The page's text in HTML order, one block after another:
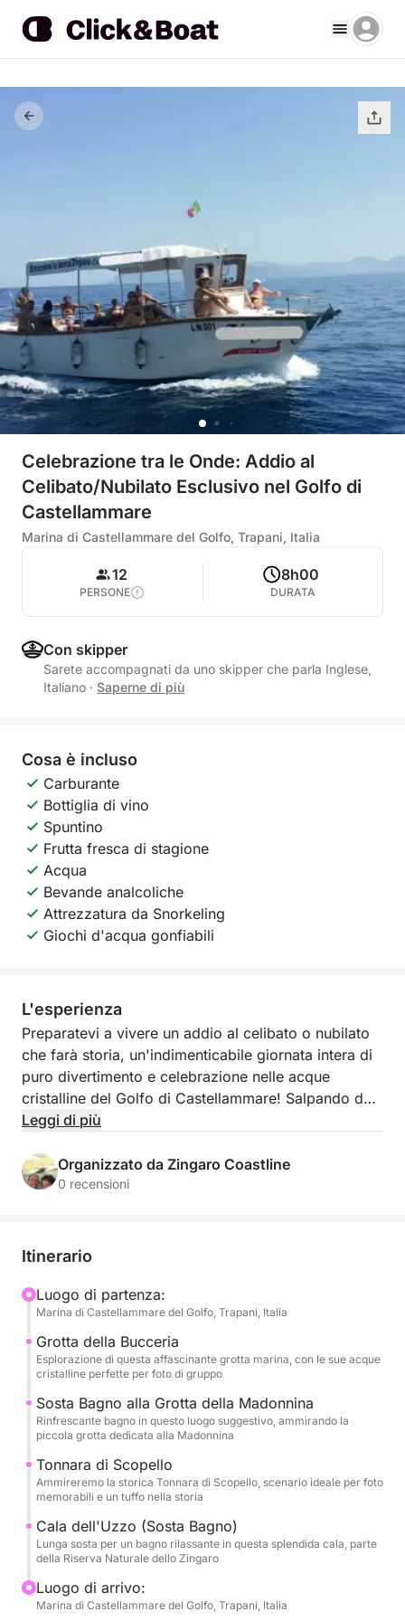
Celebrazione tra le Onde: Addio al
Celibato/Nubilato Esclusivo nel Golfo di
Castellammare
Marina di Castellammare del Golfo, Trapani, Italia
12
PERSONE
8h00
DURATA
Con skipper
Sarete accompagnati da uno skipper che parla Inglese,
Italiano · Saperne di più
Cosa è incluso
Carburante
Bottiglia di vino
Spuntino
Frutta fresca di stagione
Acqua
Bevande analcoliche
Attrezzatura da Snorkeling
Giochi d'acqua gonfiabili
L'esperienza
Preparatevi a vivere un addio al celibato o nubilato
che farà storia, un'indimenticabile giornata intera di
puro divertimento e celebrazione nelle acque
cristalline del Golfo di Castellammare! Salpando dal
pittoresco porto locale, vi invitiamo a un'esclusiva
con stile, risate e panorami mozzafiato. Questo tour
è il connubio perfetto tra la bellezza selvaggia della
e immergetevi in un'atmosfera di gioia e libertà,
da sfondo a ricordi preziosi.
La nostra barca sarà il vostro palcoscenico
galleggiante per una giornata epica. Navigheremo
lungo la costa, esplorando la misteriosa Grotta della
Bucceria, dove l'acqua cristallina e i giochi di luce
creeranno un'atmosfera quasi incantata, perfetta per
un brindisi speciale. Ci fermeremo per bagni
rinfrescanti in calette da sogno, come la suggestiva
Grotta della Madonnina, con le sue acque invitanti, e
nella Riserva Naturale dello Zingaro, dove potrete
tuffarvi e divertirvi in gruppo. Ammireremo anche la
storia che emerge dalle acque con la maestosa
Tonnara di Scopello, un simbolo della tradizione
Leggi di più
Organizzato da Zingaro Coastline
0 recensioni
Itinerario
Luogo di partenza:
Marina di Castellammare del Golfo, Trapani, Italia
Grotta della Bucceria
Esplorazione di questa affascinante grotta marina, con le sue acque
cristalline perfette per foto di gruppo
Sosta Bagno alla Grotta della Madonnina
Rinfrescante bagno in questo luogo suggestivo, ammirando la
piccola grotta dedicata alla Madonnina
Tonnara di Scopello
Ammireremo la storica Tonnara di Scopello, scenario ideale per foto
memorabili e un tuffo nella storia
Cala dell'Uzzo (Sosta Bagno)
Lunga sosta per un bagno rilassante in questa splendida cala, parte
della Riserva Naturale dello Zingaro
Luogo di arrivo:
Marina di Castellammare del Golfo, Trapani, Italia